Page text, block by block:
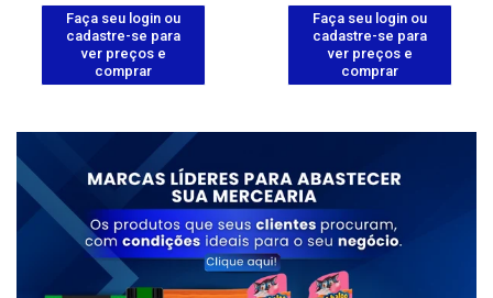
Faça seu login ou
cadastre-se para
ver preços e
comprar
Faça seu login ou
cadastre-se para
ver preços e
comprar